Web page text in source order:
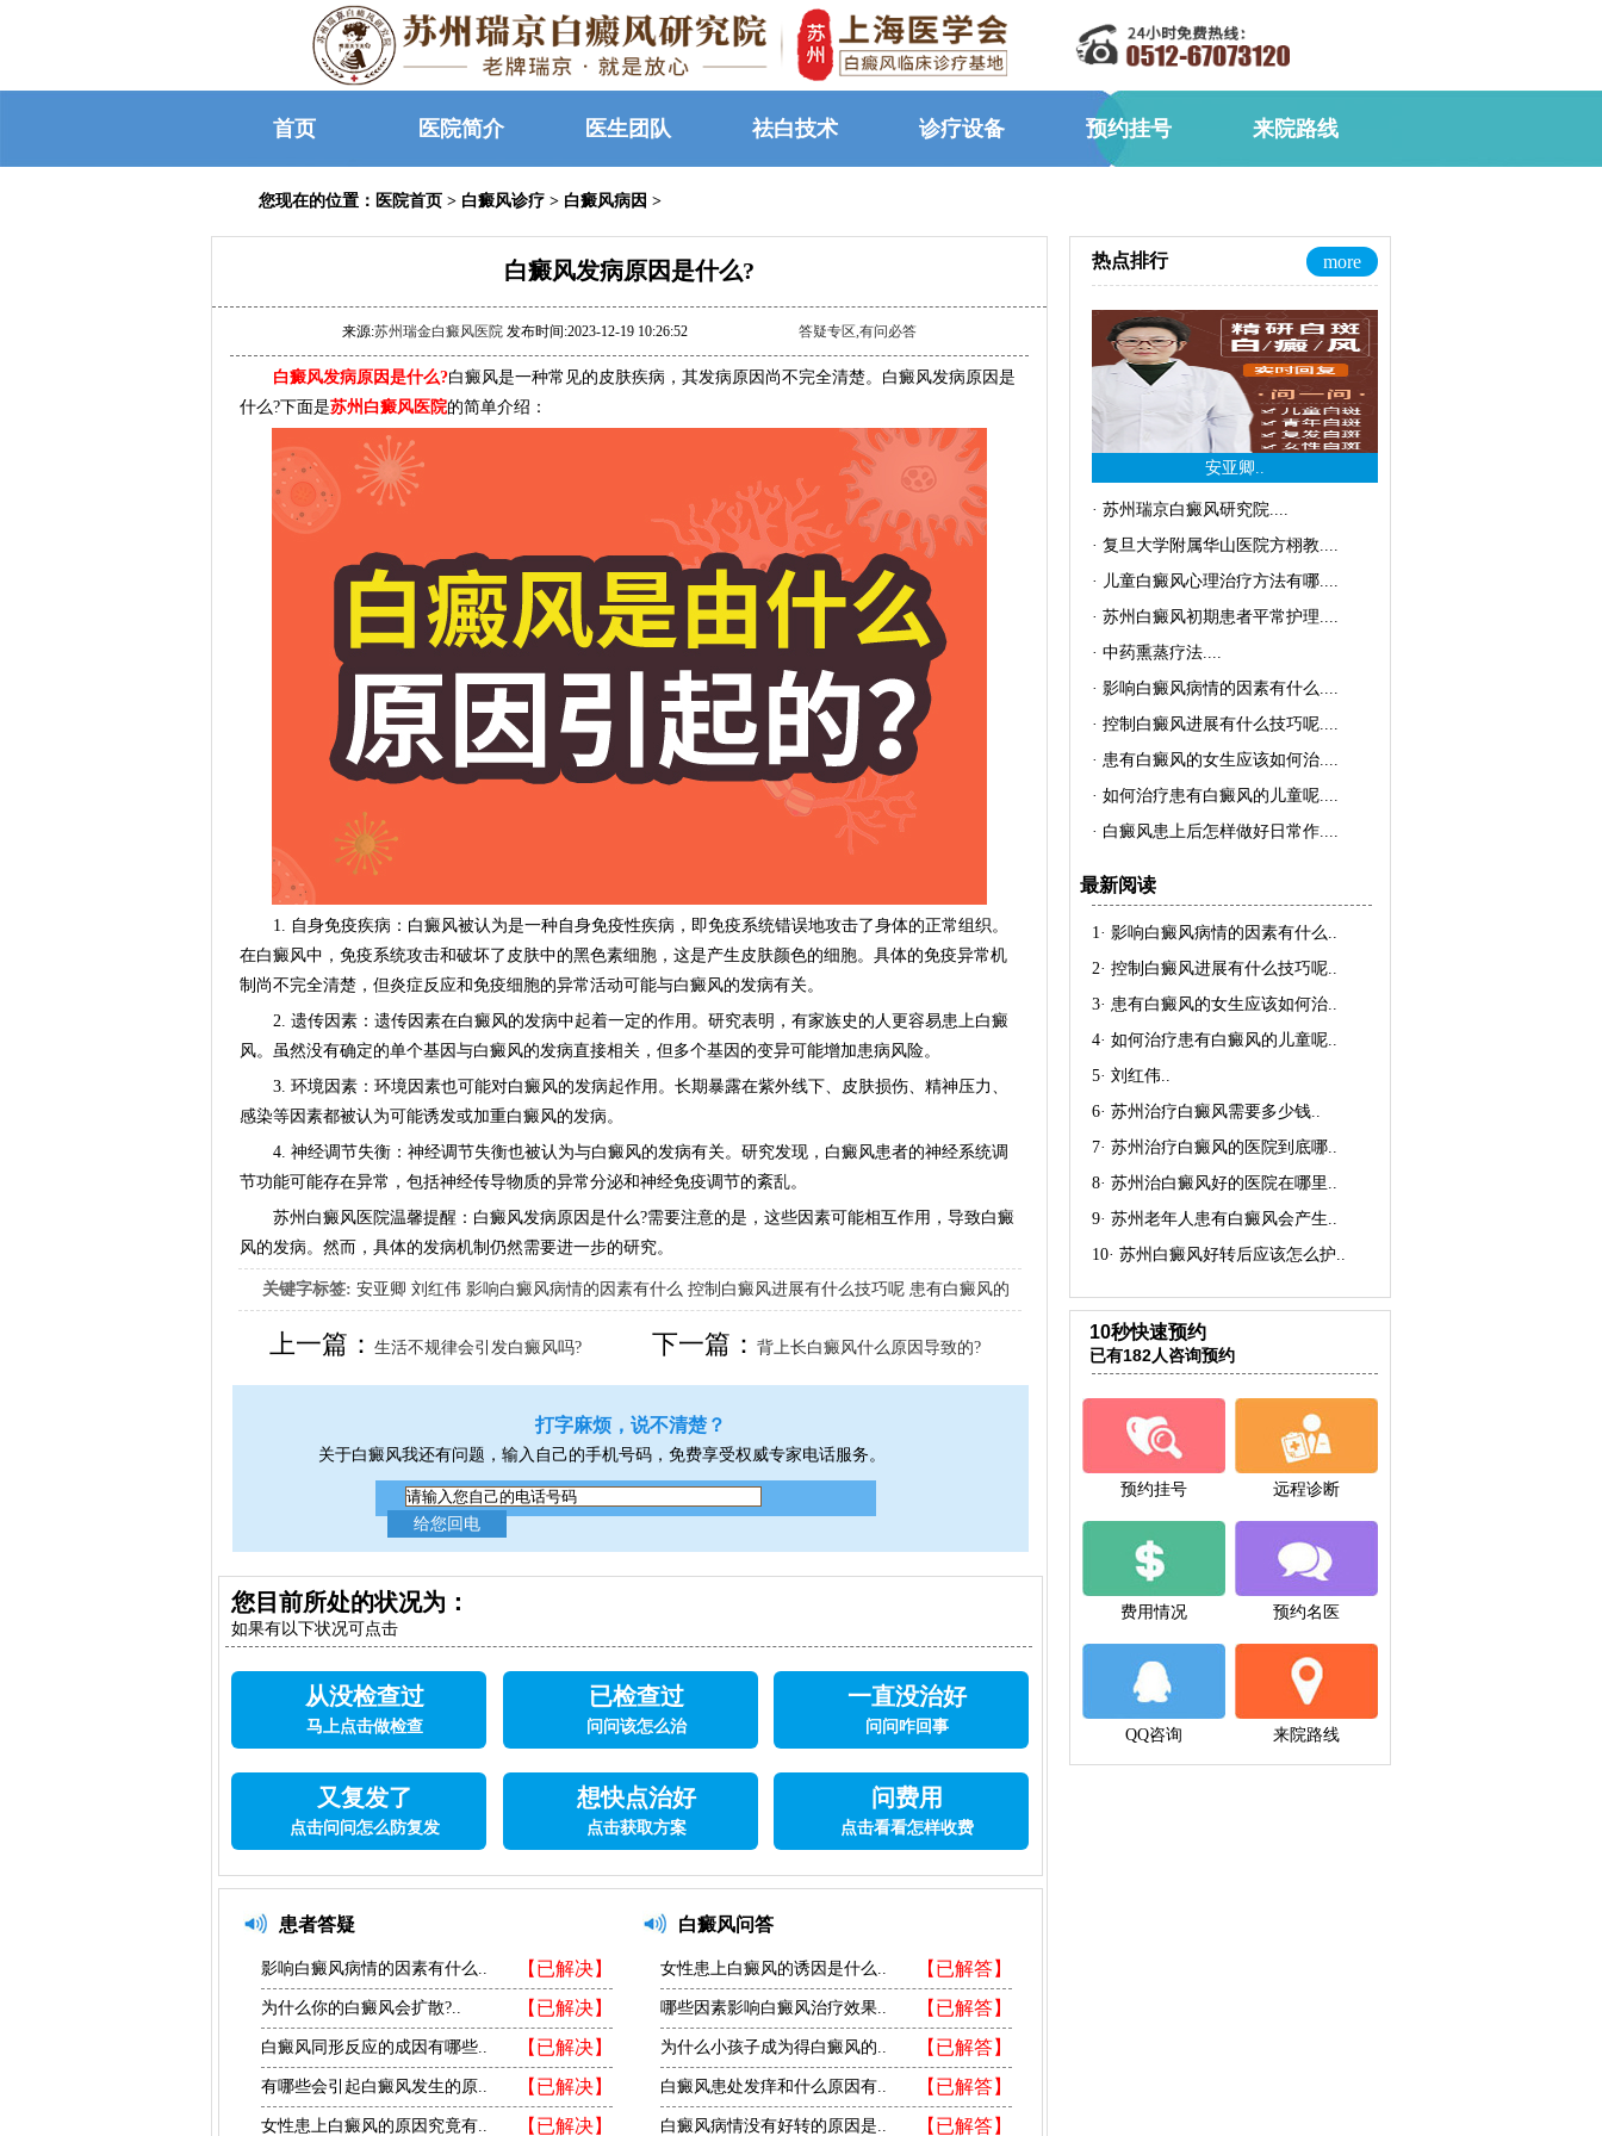
首页 医院简介 医生团队 祛白技术 诊疗设备 预约挂号 来院路线
您现在的位置： 医院首页 > 白癜风诊疗 > 白癜风病因 >
白癜风发病原因是什么?
来源:苏州瑞金白癜风医院 发布时间:2023-12-19 10:26:52 答疑专区,有问必答
白癜风发病原因是什么?白癜风是一种常见的皮肤疾病，其发病原因尚不完全清楚。白癜风发病原因是
什么?下面是苏州白癜风医院的简单介绍：
1. 自身免疫疾病：白癜风被认为是一种自身免疫性疾病，即免疫系统错误地攻击了身体的正常组织。
在白癜风中，免疫系统攻击和破坏了皮肤中的黑色素细胞，这是产生皮肤颜色的细胞。具体的免疫异常机
制尚不完全清楚，但炎症反应和免疫细胞的异常活动可能与白癜风的发病有关。
2. 遗传因素：遗传因素在白癜风的发病中起着一定的作用。研究表明，有家族史的人更容易患上白癜
风。虽然没有确定的单个基因与白癜风的发病直接相关，但多个基因的变异可能增加患病风险。
3. 环境因素：环境因素也可能对白癜风的发病起作用。长期暴露在紫外线下、皮肤损伤、精神压力、
感染等因素都被认为可能诱发或加重白癜风的发病。
4. 神经调节失衡：神经调节失衡也被认为与白癜风的发病有关。研究发现，白癜风患者的神经系统调
节功能可能存在异常，包括神经传导物质的异常分泌和神经免疫调节的紊乱。
苏州白癜风医院温馨提醒：白癜风发病原因是什么?需要注意的是，这些因素可能相互作用，导致白癜
风的发病。然而，具体的发病机制仍然需要进一步的研究。
关键字标签: 安亚卿 刘红伟 影响白癜风病情的因素有什么 控制白癜风进展有什么技巧呢 患有白癜风的
女生应该如何治疗呢
上一篇：生活不规律会引发白癜风吗? 下一篇：背上长白癜风什么原因导致的?
打字麻烦，说不清楚？
关于白癜风我还有问题，输入自己的手机号码，免费享受权威专家电话服务。
您目前所处的状况为：
如果有以下状况可点击
从没检查过
马上点击做检查
已检查过
问问该怎么治
一直没治好
问问咋回事
又复发了
点击问问怎么防复发
想快点治好
点击获取方案
问费用
点击看看怎样收费
患者答疑
【已解决】
影响白癜风病情的因素有什么..
【已解决】
为什么你的白癜风会扩散?..
【已解决】
白癜风同形反应的成因有哪些..
【已解决】
有哪些会引起白癜风发生的原..
【已解决】
女性患上白癜风的原因究竟有..
白癜风问答
【已解答】
女性患上白癜风的诱因是什么..
【已解答】
哪些因素影响白癜风治疗效果..
【已解答】
为什么小孩子成为得白癜风的..
【已解答】
白癜风患处发痒和什么原因有..
【已解答】
白癜风病情没有好转的原因是..
热点排行 more
安亚卿..
· 苏州瑞京白癜风研究院....
· 复旦大学附属华山医院方栩教....
· 儿童白癜风心理治疗方法有哪....
· 苏州白癜风初期患者平常护理....
· 中药熏蒸疗法....
· 影响白癜风病情的因素有什么....
· 控制白癜风进展有什么技巧呢....
· 患有白癜风的女生应该如何治....
· 如何治疗患有白癜风的儿童呢....
· 白癜风患上后怎样做好日常作....
最新阅读
1· 影响白癜风病情的因素有什么..
2· 控制白癜风进展有什么技巧呢..
3· 患有白癜风的女生应该如何治..
4· 如何治疗患有白癜风的儿童呢..
5· 刘红伟..
6· 苏州治疗白癜风需要多少钱..
7· 苏州治疗白癜风的医院到底哪..
8· 苏州治白癜风好的医院在哪里 ..
9· 苏州老年人患有白癜风会产生..
10· 苏州白癜风好转后应该怎么护..
10秒快速预约
已有182人咨询预约
预约挂号 远程诊断
费用情况 预约名医
QQ咨询 来院路线